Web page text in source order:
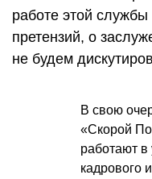
работе этой
претензий, о
не будем
В свою
«Скорой
работают в
кадрового